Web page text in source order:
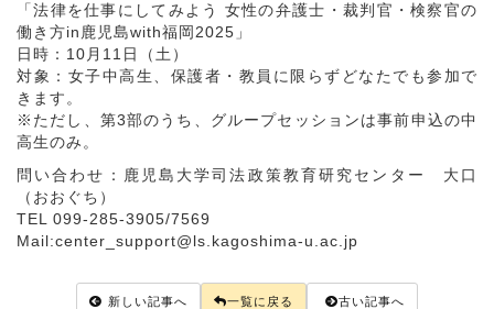
「法律を仕事にしてみよう 女性の弁護士・裁判官・検察官の
働き方in鹿児島with福岡2025」
日時：10月11日（土）
対象：女子中高生、保護者・教員に限らずどなたでも参加で
きます。
※ただし、第3部のうち、グループセッションは事前申込の中
高生のみ。
問い合わせ：鹿児島大学司法政策教育研究センター 大口
（おおぐち）
TEL 099-285-3905/7569
Mail:center_support@ls.kagoshima-u.ac.jp
新しい記事へ 一覧に戻る 古い記事へ